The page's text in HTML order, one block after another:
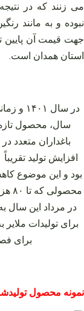
می زنند که در
نبوده و به مانند
جهت قیمت آن پایین
استان همدان است.
در سال
سال، محصول تازه
باغداران متعدد
بود و این موضوع
برای
نمونه محصول